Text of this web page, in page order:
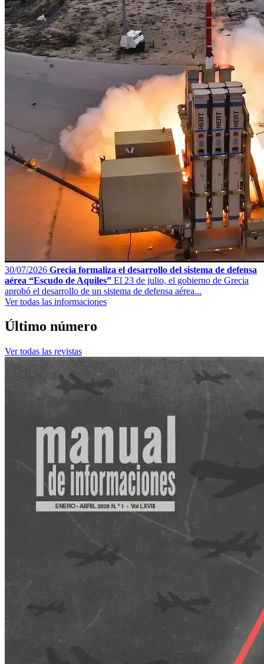
30/07/2026 Grecia formaliza el desarrollo del sistema de defensa
aérea “Escudo de Aquiles” El 23 de julio, el gobierno de Grecia
aprobó el desarrollo de un sistema de defensa aérea...
Ver todas las informaciones
Último número
Ver todas las revistas